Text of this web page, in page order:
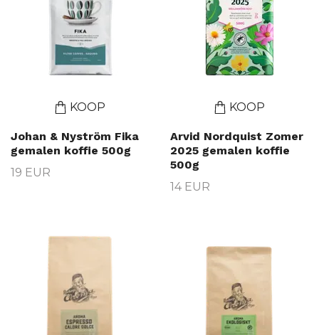
KOOP
Johan & Nyström Fika
gemalen koffie 500g
19 EUR
KOOP
Arvid Nordquist Zomer
2025 gemalen koffie
500g
14 EUR